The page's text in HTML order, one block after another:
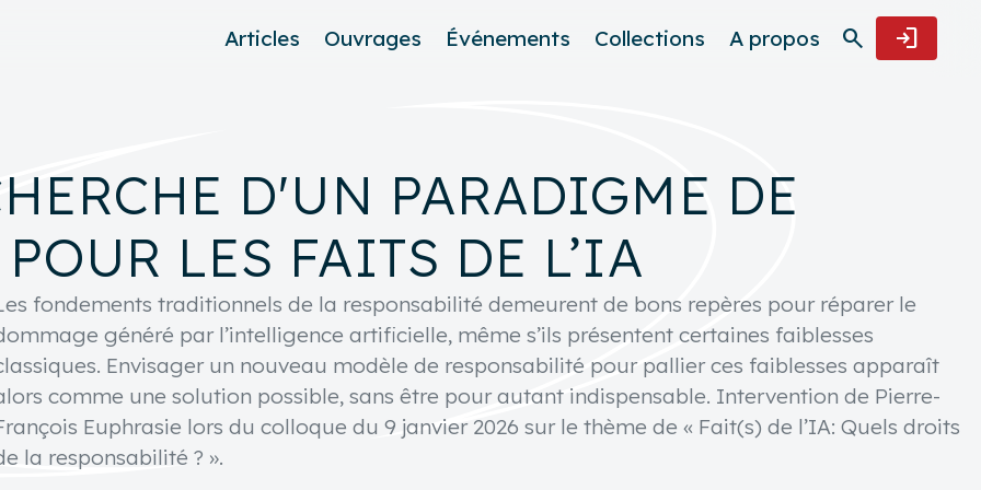
Articles Ouvrages Événements Collections A propos search
login
D'UN PARADIGME DE
LES FAITS DE L’IA
fondements traditionnels de la responsabilité demeurent de bons repères pour réparer le
généré par l’intelligence artificielle, même s’ils présentent certaines faiblesses
Envisager un nouveau modèle de responsabilité pour pallier ces faiblesses apparaît
comme une solution possible, sans être pour autant indispensable. Intervention de Pierre-
Euphrasie lors du colloque du 9 janvier 2026 sur le thème de « Fait(s) de l’IA: Quels droits
la responsabilité ? ».